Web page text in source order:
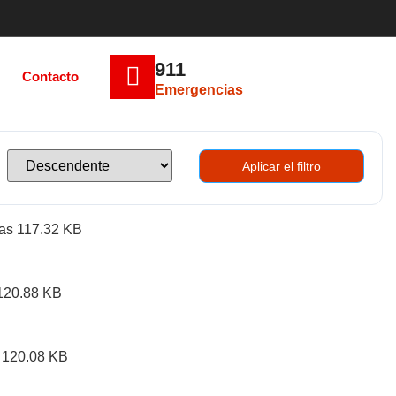
Contacto 911
Emergencias
Aplicar el filtro
117.32 KB
KB
120.08 KB